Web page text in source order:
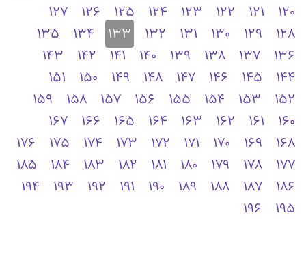
120
121
122
123
124
125
126
127
128
129
130
131
132
133
134
135
136
137
138
139
140
141
142
143
144
145
146
147
148
149
150
151
152
153
154
155
156
157
158
159
160
161
162
163
164
165
166
167
168
169
170
171
172
173
174
175
176
177
178
179
180
181
182
183
184
185
186
187
188
189
190
191
192
193
194
195
196